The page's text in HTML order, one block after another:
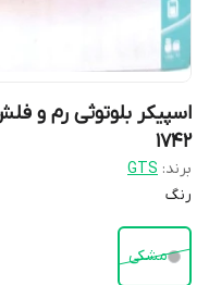
1742
برند: GTS
رنگ
مشکی